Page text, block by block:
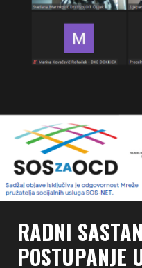
RADNI
POSTUPANJE